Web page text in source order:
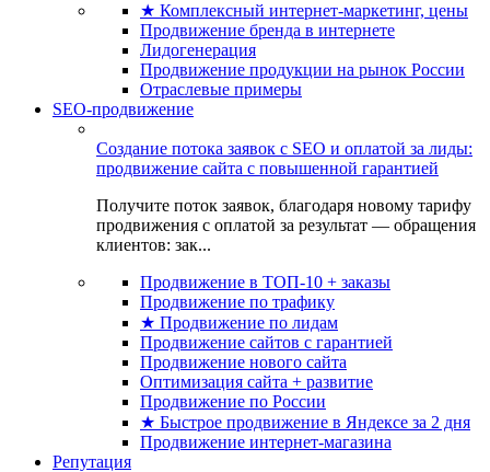
★ Комплексный интернет-маркетинг, цены
Продвижение бренда в интернете
Лидогенерация
Продвижение продукции на рынок России
Отраслевые примеры
SEO-продвижение
Создание потока заявок с SEO и оплатой за лиды:
продвижение сайта с повышенной гарантией
Получите поток заявок, благодаря новому тарифу
продвижения с оплатой за результат — обращения
клиентов: зак...
Продвижение в ТОП-10 + заказы
Продвижение по трафику
★ Продвижение по лидам
Продвижение сайтов с гарантией
Продвижение нового сайта
Оптимизация сайта + развитие
Продвижение по России
★ Быстрое продвижение в Яндексе за 2 дня
Продвижение интернет-магазина
Репутация